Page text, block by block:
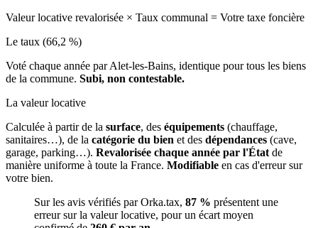
Valeur locative revalorisée × Taux communal = Votre taxe foncière
Le taux (66,2 %)
Voté chaque année par Alet-les-Bains, identique pour tous les biens
de la commune. Subi, non contestable.
La valeur locative
Calculée à partir de la surface, des équipements (chauffage,
sanitaires…), de la catégorie du bien et des dépendances (cave,
garage, parking…). Revalorisée chaque année par l'État de
manière uniforme à toute la France. Modifiable en cas d'erreur sur
votre bien.
Sur les avis vérifiés par Orka.tax, 87 % présentent une
erreur sur la valeur locative, pour un écart moyen